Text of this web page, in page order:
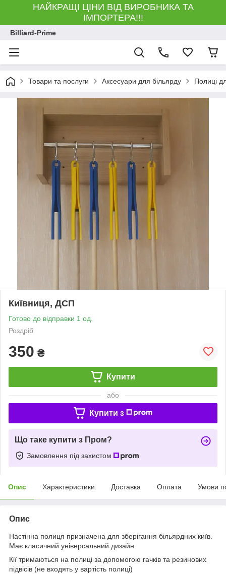
НАЙКРАЩІ ЦІНИ ВІД ВИРОБНИКА ТА
ІМПОРТЕРА!!!
Billiard-Prime
Товари та послуги Аксесуари для більярду Полиці
Київниця, ДСП
Готово до відправки 1 од.
Роздріб
350 ₴
Купити
або
Купити з
Що таке купити з Пром?
Замовлення під захистом
Опис Характеристики Доставка Оплата Умови
Опис
Настінна полиця призначена для зберігання більярдних київ.
Має класичний універсальний дизайн.
Кії тримаються на полиці за допомогою гачків та резинових
підвісів (не входять у вартість полиці)